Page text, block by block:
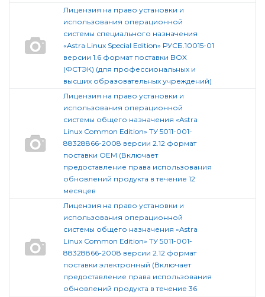
Лицензия на право установки и
использования операционной
системы специального назначения
«Astra Linux Special Edition» РУСБ.10015-01
версии 1.6 формат поставки BOX
(ФСТЭК) (для профессиональных и
высших образовательных учреждений)
Лицензия на право установки и
использования операционной
системы общего назначения «Astra
Linux Common Edition» ТУ 5011-001-
88328866-2008 версии 2.12 формат
поставки OEM (Включает
предоставление права использования
обновлений продукта в течение 12
месяцев
Лицензия на право установки и
использования операционной
системы общего назначения «Astra
Linux Common Edition» ТУ 5011-001-
88328866-2008 версии 2.12 формат
поставки электронный (Включает
предоставление права использования
обновлений продукта в течение 36